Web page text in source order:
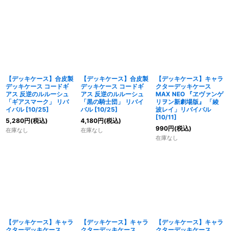
【デッキケース】合皮製
デッキケース コードギ
アス 反逆のルルーシュ
「ギアスマーク」 リバ
イバル [10/25]
5,280円(税込)
在庫なし
【デッキケース】合皮製
デッキケース コードギ
アス 反逆のルルーシュ
「黒の騎士団」 リバイ
バル [10/25]
4,180円(税込)
在庫なし
【デッキケース】キャラ
クターデッキケース
MAX NEO 『ヱヴァンゲ
リヲン新劇場版』 「綾
波レイ」リバイバル
[10/11]
990円(税込)
在庫なし
【デッキケース】キャラ
【デッキケース】キャラ
【デッキケース】キャラ